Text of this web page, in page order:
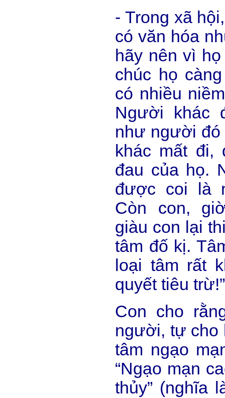
- Trong xã
có văn hóa
hãy nên vì
chúc họ
có nhiều
Người khác
như người
khác mất đi,
đau của họ.
được coi là
Còn con,
giàu con lại
tâm đố kị.
loại tâm rất
quyết tiêu trừ!”
Con cho
người, tự cho
tâm ngạo
“Ngạo mạn
thủy” (nghĩa